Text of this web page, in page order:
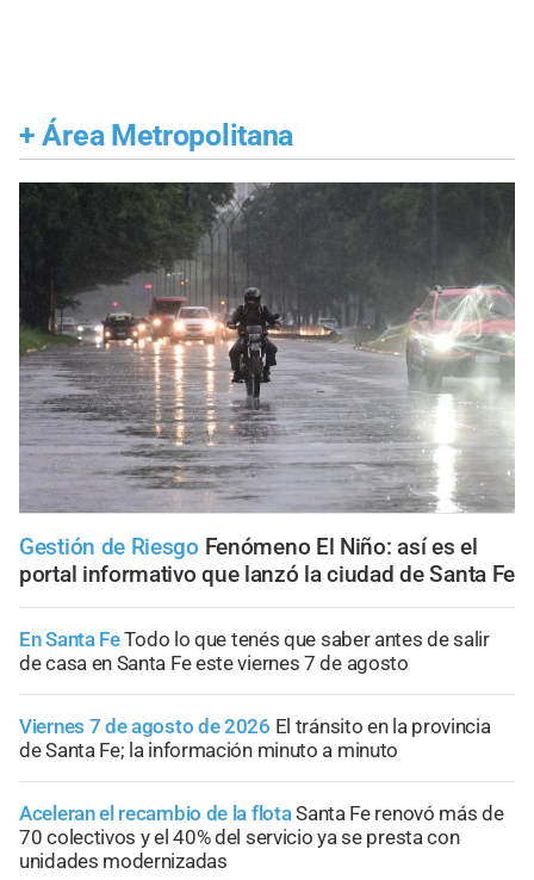
+ Área Metropolitana
Gestión de Riesgo Fenómeno El Niño: así es el
portal informativo que lanzó la ciudad de Santa Fe
En Santa FeTodo lo que tenés que saber antes de salir
de casa en Santa Fe este viernes 7 de agosto
Viernes 7 de agosto de 2026 El tránsito en la provincia
de Santa Fe; la información minuto a minuto
Aceleran el recambio de la flotaSanta Fe renovó más de
70 colectivos y el 40% del servicio ya se presta con
unidades modernizadas